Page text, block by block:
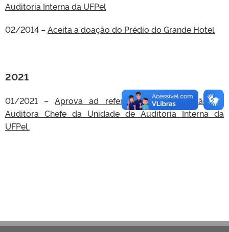
Auditoria Interna da UFPel
02/2014 –Aceita a doação do Prédio do Grande Hotel
2021
01/2021 –Aprova ad referendum a nomeação da
Auditora Chefe da Unidade de Auditoria Interna da
UFPel.